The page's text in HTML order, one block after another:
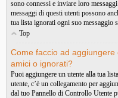
sono connessi e inviare loro
messaggi di questi utenti possono
tua lista ignorati ogni suo messaggio
Top
Come faccio ad
amici o ignorati?
Puoi aggiungere un utente alla tua
utente, c’è un collegamento per
dal tuo Pannello di Controllo Utente